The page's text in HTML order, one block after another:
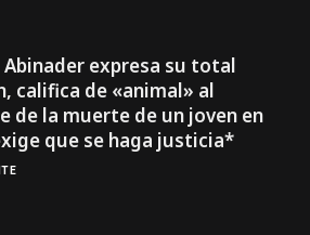
expresa su total
califica de «animal» al
de la muerte de un joven en
que se haga justicia*